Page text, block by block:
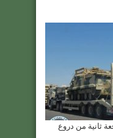
ثانية من دروع